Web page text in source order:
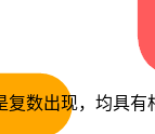
数出现，均具有